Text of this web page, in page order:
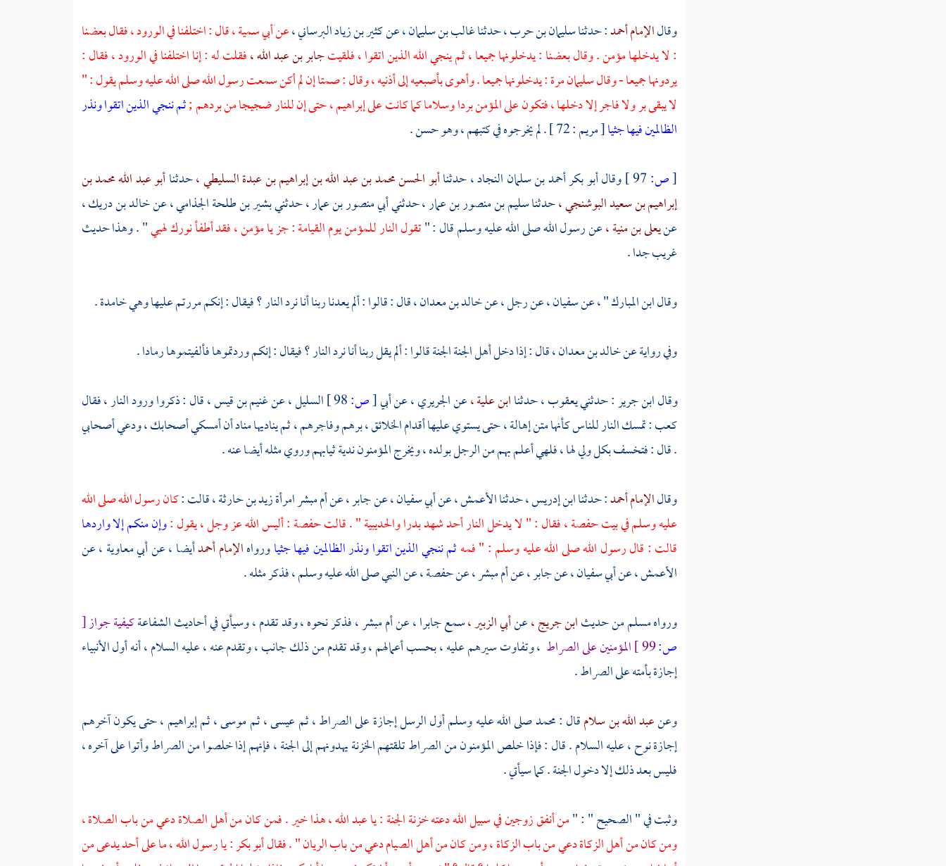
وقالالإمام أحمد: حدثناسليمان بن حرب ،حدثناغالب بن سليمان ،عنكثير بن زياد البرساني ،عنأبي سمية ،قال : اختلفنا في الورود ، فقال بعضنا
: لا يدخلها مؤمن . وقال بعضنا : يدخلونها جميعا ، ثم ينجي الله الذين اتقوا ، فلقيتجابر بن عبد الله ،فقلت له : إنا اختلفنا في الورود ، فقال :
يردونها جميعا - وقالسليمانمرة : يدخلونها جميعا . وأهوى بأصبعيه إلى أذنيه ، وقال : صمتا إن لم أكن سمعت رسول الله صلى الله عليه وسلم يقول : "
لا يبقى بر ولا فاجر إلا دخلها ، فتكون على المؤمن بردا وسلاما كما كانت علىإبراهيم ،حتى إن للنار ضجيجا من بردهم ;ثم ننجي الذين اتقوا ونذر
الظالمين فيها جثيا[ مريم : 72 ] . لم يخرجوه في كتبهم ، وهو حسن .
[ص: وقالأبو بكر أحمد بن سلمان النجاد ،حدثناأبو الحسن محمد بن عبد الله بن إبراهيم بن عبدة السليطي ،حدثناأبو عبد الله محمد بن
إبراهيم بن سعيد البوشنجي‌‌‌‌ ،حدثناسليم بن منصور بن عمار ،حدثني أبيمنصور بن عمار ،حدثنيبشير بن طلحة الجذامي ،عنخالد بن دريك ،
عنيعلى بن منية ،عن رسول الله صلى الله عليه وسلم قال : "تقول النار للمؤمن يوم القيامة : جز يا مؤمن ، فقد أطفأ نورك لهبي" . وهذا حديث
غريب جدا .
وقالابن المبارك" ، عنسفيان ،عن رجل ، عنخالد بن معدان ،قال : قالوا : ألم يعدنا ربنا أنا نرد النار ؟ فيقال : إنكم مررتم عليها وهي خامدة .
وفي رواية عنخالد بن معدان ،قال : إذا دخل أهل الجنة الجنة قالوا : ألم يقل ربنا أنا نرد النار ؟ فيقال : إنكم وردتموها فألفيتموها رمادا .
وقالابن جرير: حدثنييعقوب ،حدثناابن علية ،عنالجريري ،عنأبي[ص: السليل ،عنغنيم بن قيس ،قال : ذكروا ورود النار ، فقال
كعب: تمسك النار للناس كأنها متن إهالة ، حتى يستوي عليها أقدام الخلائق ، برهم وفاجرهم ، ثم يناديها مناد أن أمسكي أصحابك ، ودعي أصحابي
. قال : فتخسف بكل ولي لها ، فلهي أعلم بهم من الرجل بولده ، ويخرج المؤمنون ندية ثيابهم وروي مثله أيضا عنه .
وقالالإمام أحمد: حدثناابن إدريس ،حدثناالأعمش ،عنأبي سفيان ،عنجابر ،عنأم مبشر امرأة زيد بن حارثة ،قالت :كان رسول الله صلى الله
عليه وسلم في بيتحفصة ،فقال : " لا يدخل النار أحد شهدبدراوالحديبية" . قالتحفصة: أليس الله عز وجل ، يقول :وإن منكم إلا واردها
قالت : قال رسول الله صلى الله عليه وسلم : " فمهثم ننجي الذين اتقوا ونذر الظالمين فيها جثياورواهالإمام أحمدأيضا ، عنأبي معاوية ،عن
الأعمش ،عنأبي سفيان ،عنجابر ،عنأم مبشر ،عنحفصة ،عن النبي صلى الله عليه وسلم ، فذكر مثله .
ورواهمسلممن حديثابن جريج ،عنأبي الزبير ،سمعجابرا ،عنأم مبشر ،فذكر نحوه ، وقد تقدم ، وسيأتي في أحاديث الشفاعةكيفية جواز[
ص:99 ] المؤمنين على الصراط ، وتفاوت سيرهم عليه ، بحسب أعمالهم ، وقد تقدم من ذلك جانب ، وتقدم عنه ، عليه السلام ، أنه أول الأنبياء
إجازة بأمته على الصراط .
وعنعبد الله بن سلامقال :محمدصلى الله عليه وسلم أول الرسل إجازة على الصراط ، ثمعيسى ،ثمموسى ،ثمإبراهيم ،حتى يكون آخرهم
إجازةنوح ،عليه السلام . قال : فإذا خلص المؤمنون من الصراط تلقتهم الخزنة يهدونهم إلى الجنة ، فإنهم إذا خلصوا من الصراط وأتوا على آخره ،
فليس بعد ذلك إلا دخول الجنة . كما سيأتي .
وثبت في " الصحيح " : "من أنفق زوجين في سبيل الله دعته خزنة الجنة : يا عبد الله ، هذا خير . فمن كان من أهل الصلاة دعي من باب الصلاة ،
ومن كان من أهل الزكاة دعي من باب الزكاة ، ومن كان من أهل الصيام دعي من باب الريان " . فقالأبو بكر: يا رسول الله ، ما على أحد يدعى من